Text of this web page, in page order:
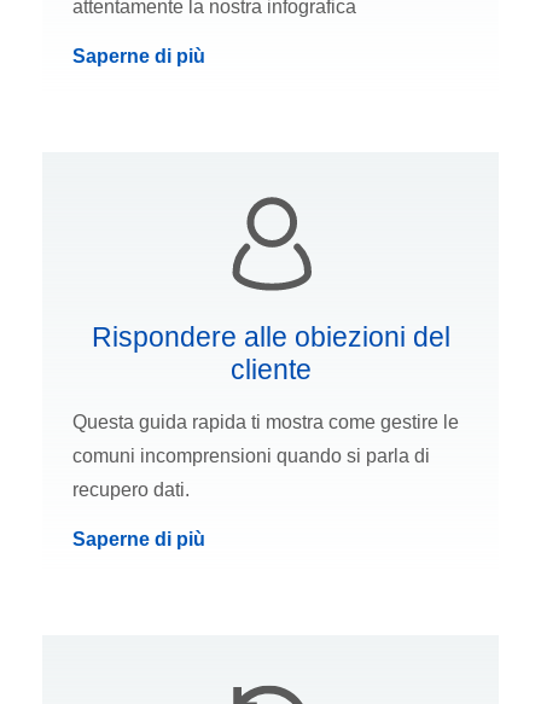
attentamente la nostra infografica
Saperne di più
Rispondere alle obiezioni del
cliente
Questa guida rapida ti mostra come gestire le
comuni incomprensioni quando si parla di
recupero dati.
Saperne di più